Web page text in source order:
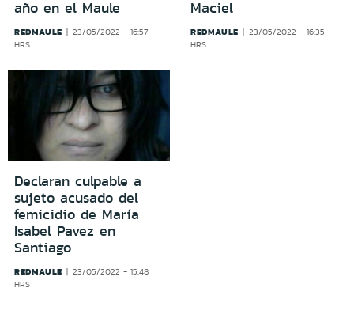
año en el Maule
REDMAULE
23/05/2022 - 16:57
HRS
Maciel
REDMAULE
23/05/2022 - 16:35
HRS
Declaran culpable a
sujeto acusado del
femicidio de María
Isabel Pavez en
Santiago
REDMAULE
23/05/2022 - 15:48
HRS